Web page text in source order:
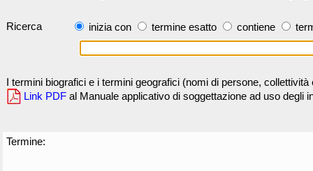
Ricerca inizia con termine esatto contiene
I termini biografici e i termini geografici (nomi di persone,
Link PDF al Manuale applicativo di soggettazione ad uso degli
Termine: